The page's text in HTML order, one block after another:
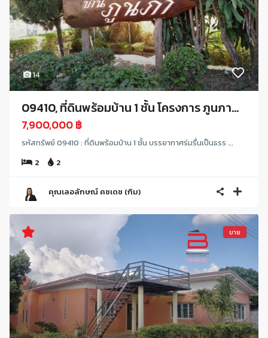
14
09410, ที่ดินพร้อมบ้าน 1 ชั้น โครงการ ภูนภา...
7,900,000 ฿
รหัสทรัพย์ 09410 : ที่ดินพร้อมบ้าน 1 ชั้น บรรยากาศร่มรื่นเป็นธรร ...
2
2
คุณเลอลักษณ์ คชเดช (กิม)
ขาย